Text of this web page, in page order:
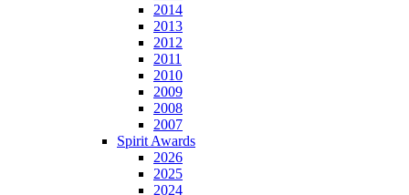
2014
2013
2012
2011
2010
2009
2008
2007
Spirit Awards
2026
2025
2024